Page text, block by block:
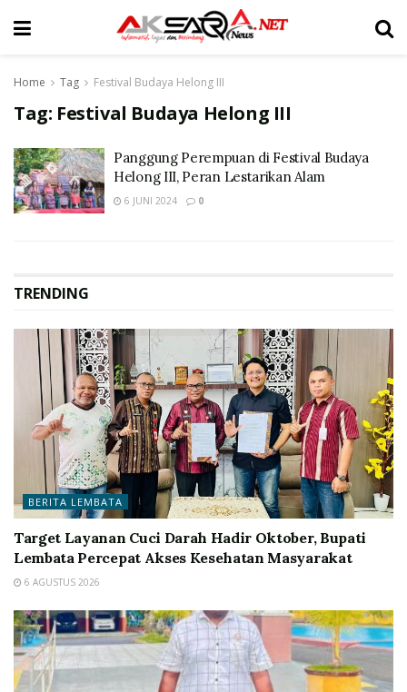
Home Tag Festival Budaya Helong III
Tag: Festival Budaya Helong III
Panggung Perempuan di Festival Budaya
Helong III, Peran Lestarikan Alam
6 JUNI 2024 0
TRENDING
BERITA LEMBATA
Target Layanan Cuci Darah Hadir Oktober, Bupati
Lembata Percepat Akses Kesehatan Masyarakat
6 AGUSTUS 2026